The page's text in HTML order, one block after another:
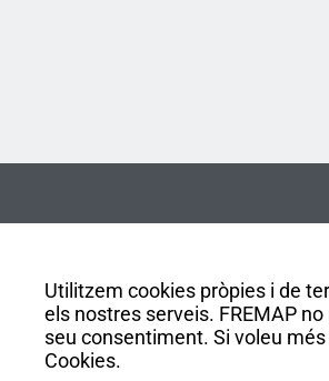
Utilitzem cookies pròpies i de
els nostres serveis. FREMAP
seu consentiment. Si voleu
Cookies.